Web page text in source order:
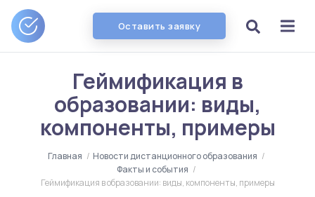
Оставить заявку
Геймификация в
образовании: виды,
компоненты, примеры
Главная / Новости дистанционного образования /
Факты и события /
Геймификация в образовании: виды, компоненты, примеры